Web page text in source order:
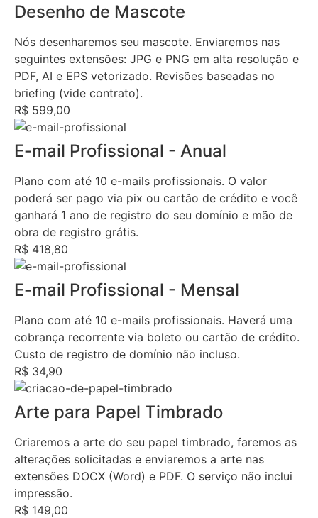
Desenho de Mascote
Nós desenharemos seu mascote. Enviaremos nas
seguintes extensões: JPG e PNG em alta resolução e
PDF, AI e EPS vetorizado. Revisões baseadas no
briefing (vide contrato).
R$ 599,00
E-mail Profissional - Anual
Plano com até 10 e-mails profissionais. O valor
poderá ser pago via pix ou cartão de crédito e você
ganhará 1 ano de registro do seu domínio e mão de
obra de registro grátis.
R$ 418,80
E-mail Profissional - Mensal
Plano com até 10 e-mails profissionais. Haverá uma
cobrança recorrente via boleto ou cartão de crédito.
Custo de registro de domínio não incluso.
R$ 34,90
Arte para Papel Timbrado
Criaremos a arte do seu papel timbrado, faremos as
alterações solicitadas e enviaremos a arte nas
extensões DOCX (Word) e PDF. O serviço não inclui
impressão.
R$ 149,00